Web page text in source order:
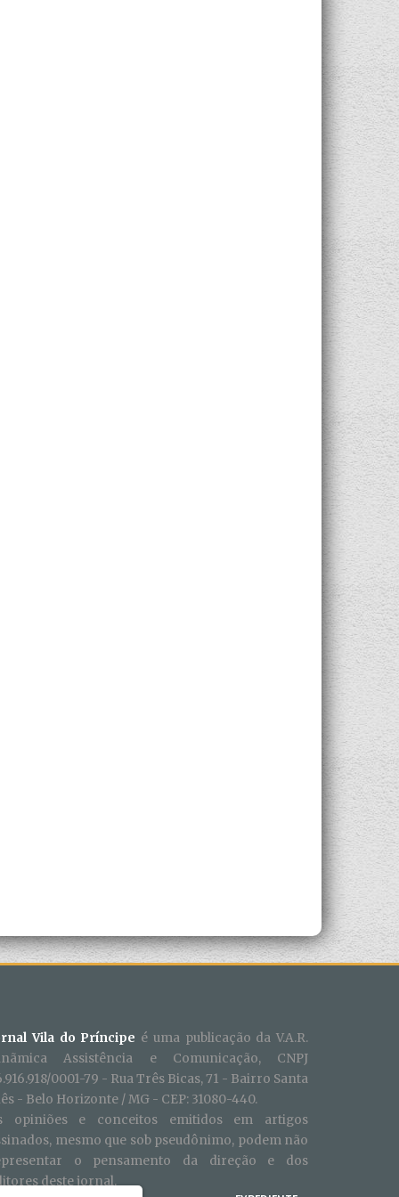
Vila do Príncipe é uma publicação da V.A.R.
Assistência e Comunicação, CNPJ
0001-79 - Rua Três Bicas, 71 - Bairro Santa
- Belo Horizonte / MG - CEP: 31080-440.
opiniões e conceitos emitidos em artigos
mesmo que sob pseudônimo, podem não
o pensamento da direção e dos
deste jornal.